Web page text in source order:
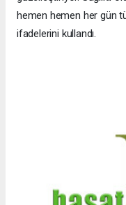
hemen hemen her gün
ifadelerini kullandı.